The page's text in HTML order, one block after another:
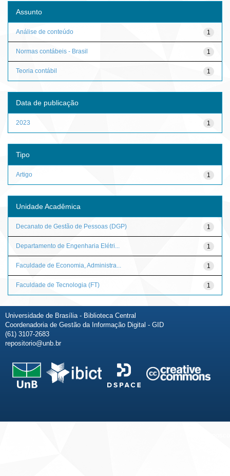
Assunto
1
Análise de conteúdo
1
Normas contábeis - Brasil
1
Teoria contábil
Data de publicação
1
2023
Tipo
1
Artigo
Unidade Acadêmica
1
Decanato de Gestão de Pessoas (DGP)
1
Departamento de Engenharia Elétri...
1
Faculdade de Economia, Administra...
1
Faculdade de Tecnologia (FT)
Universidade de Brasília - Biblioteca Central
Coordenadoria de Gestão da Informação Digital - GID
(61) 3107-2683
repositorio@unb.br